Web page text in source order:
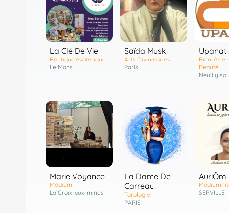
La Clé De Vie
Boutique ésotérique
Le Mans
Saïda Musk
Arts Divinatoires
Paris
Upanat
Bien-être
Beauté
Neuilly
Marie Voyance
Médium
La Croix-aux-mines
La Dame De
Carreau
Tarologie
PARIS
AuriÔm
SERVILLE